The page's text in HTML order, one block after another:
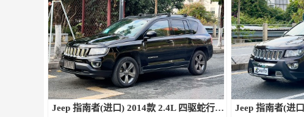
Jeep 指南者(进口) 2014款 2.4L 四驱蛇行珍藏版 Jeep 指南者(进